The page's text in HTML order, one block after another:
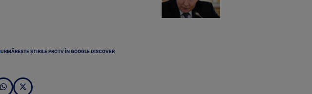
URMĂREȘTE ȘTIRILE PROTV ÎN GOOGLE DISCOVER